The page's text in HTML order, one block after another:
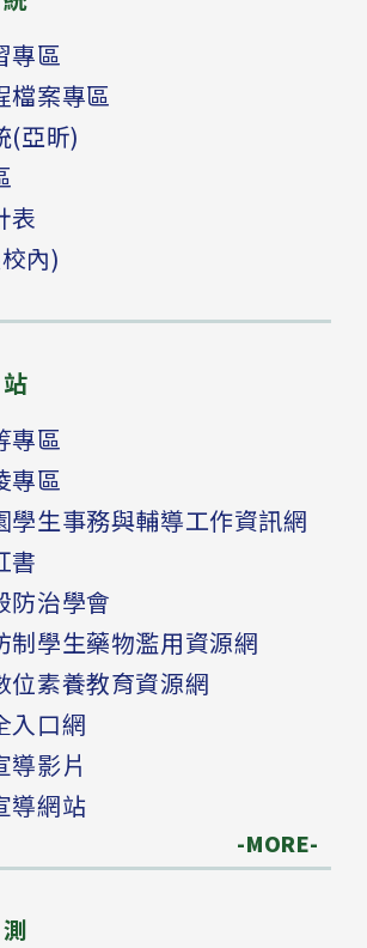
專區
檔案專區
(亞昕)
表
內)
專區
專區
學生事務與輔導工作資訊網
書
防治學會
制學生藥物濫用資源網
位素養教育資源網
入口網
導影片
導網站
-MORE-